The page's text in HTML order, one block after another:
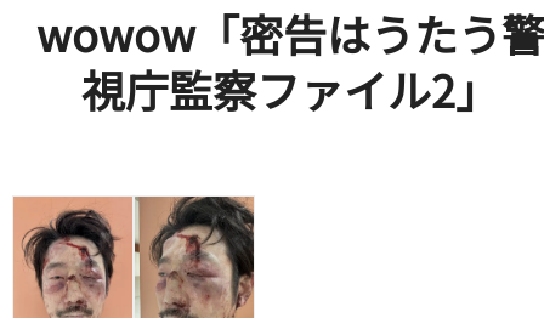
wowow「密告はうたう警
視庁監察ファイル2」